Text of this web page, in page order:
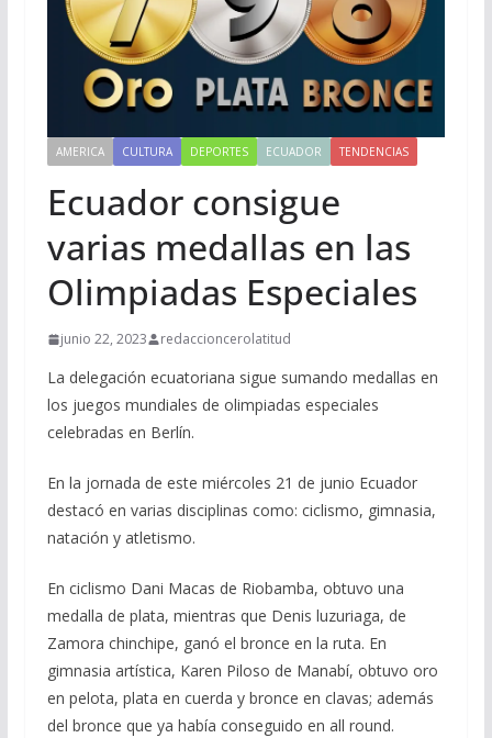
AMERICA CULTURA DEPORTES ECUADOR TENDENCIAS
Ecuador consigue
varias medallas en las
Olimpiadas Especiales
junio 22, 2023 redaccioncerolatitud
La delegación ecuatoriana sigue sumando medallas en
los juegos mundiales de olimpiadas especiales
celebradas en Berlín.
En la jornada de este miércoles 21 de junio Ecuador
destacó en varias disciplinas como: ciclismo, gimnasia,
natación y atletismo.
En ciclismo Dani Macas de Riobamba, obtuvo una
medalla de plata, mientras que Denis luzuriaga, de
Zamora chinchipe, ganó el bronce en la ruta. En
gimnasia artística, Karen Piloso de Manabí, obtuvo oro
en pelota, plata en cuerda y bronce en clavas; además
del bronce que ya había conseguido en all round.